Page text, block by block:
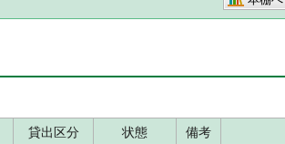
貸出区分 状態 備考